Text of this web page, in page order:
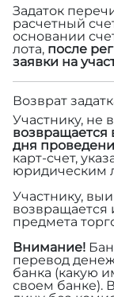
Задаток
расчетный
основании
лота, после
заявки на
Возврат
Участнику, не
возвращается
дня
карт-счет,
юридическим
Участнику,
возвращается
предмета
Внимание!
перевод
банка (какую
своем банке).